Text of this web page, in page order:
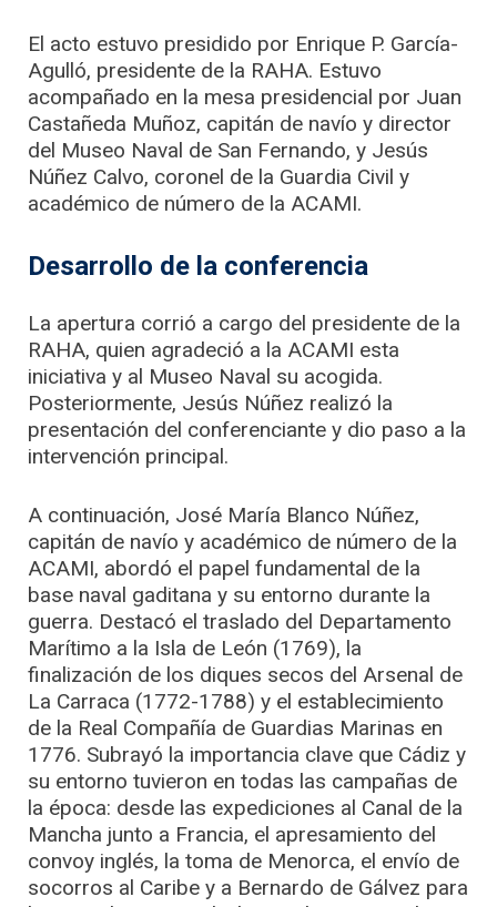
El acto estuvo presidido por Enrique P. García-
Agulló, presidente de la RAHA. Estuvo
acompañado en la mesa presidencial por Juan
Castañeda Muñoz, capitán de navío y director
del Museo Naval de San Fernando, y Jesús
Núñez Calvo, coronel de la Guardia Civil y
académico de número de la ACAMI.
Desarrollo de la conferencia
La apertura corrió a cargo del presidente de la
RAHA, quien agradeció a la ACAMI esta
iniciativa y al Museo Naval su acogida.
Posteriormente, Jesús Núñez realizó la
presentación del conferenciante y dio paso a la
intervención principal.
A continuación, José María Blanco Núñez,
capitán de navío y académico de número de la
ACAMI, abordó el papel fundamental de la
base naval gaditana y su entorno durante la
guerra. Destacó el traslado del Departamento
Marítimo a la Isla de León (1769), la
finalización de los diques secos del Arsenal de
La Carraca (1772-1788) y el establecimiento
de la Real Compañía de Guardias Marinas en
1776. Subrayó la importancia clave que Cádiz y
su entorno tuvieron en todas las campañas de
la época: desde las expediciones al Canal de la
Mancha junto a Francia, el apresamiento del
convoy inglés, la toma de Menorca, el envío de
socorros al Caribe y a Bernardo de Gálvez para